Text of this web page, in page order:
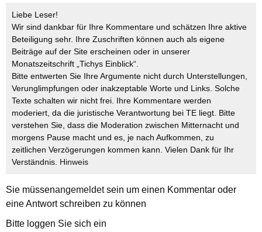
Liebe Leser!
Wir sind dankbar für Ihre Kommentare und schätzen Ihre aktive
Beteiligung sehr. Ihre Zuschriften können auch als eigene
Beiträge auf der Site erscheinen oder in unserer
Monatszeitschrift „Tichys Einblick“.
Bitte entwerten Sie Ihre Argumente nicht durch Unterstellungen,
Verunglimpfungen oder inakzeptable Worte und Links. Solche
Texte schalten wir nicht frei. Ihre Kommentare werden
moderiert, da die juristische Verantwortung bei TE liegt. Bitte
verstehen Sie, dass die Moderation zwischen Mitternacht und
morgens Pause macht und es, je nach Aufkommen, zu
zeitlichen Verzögerungen kommen kann. Vielen Dank für Ihr
Verständnis. Hinweis
Sie müssenangemeldetsein um einen Kommentar oder
eine Antwort schreiben zu können
Bitte loggen Sie sich ein